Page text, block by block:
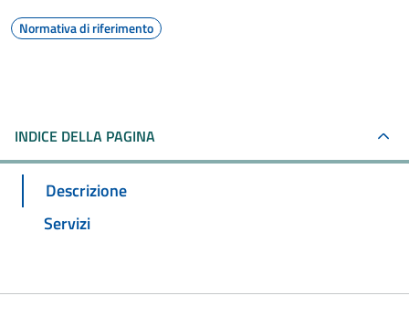
Normativa di riferimento
INDICE DELLA PAGINA
Descrizione
Servizi